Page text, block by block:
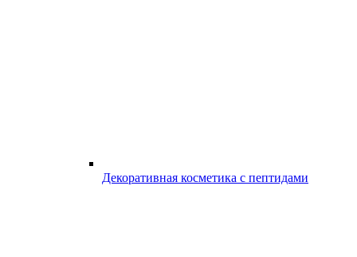
Декоративная косметика с пептидами